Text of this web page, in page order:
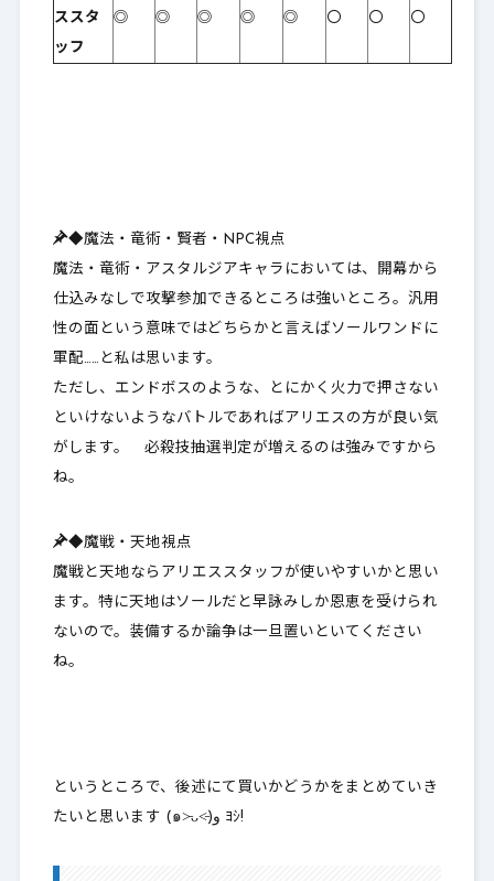
ススタ
ッフ
◎ ◎ ◎ ◎ ◎ 〇 〇 〇
◆魔法・竜術・賢者・NPC視点
魔法・竜術・アスタルジアキャラにおいては、開幕から
仕込みなしで攻撃参加できるところは強いところ。汎用
性の面という意味ではどちらかと言えばソールワンドに
軍配……と私は思います。
ただし、エンドボスのような、 とにかく火力で押さない
といけないようなバトルであればアリエスの方が良い気
がします 。 必殺技抽選判定が増えるのは強みですから
ね。
◆魔戦・天地視点
魔戦と天地ならアリエススタッフが使いやすいかと思い
ます。特に天地はソールだと早詠みしか恩恵を受けられ
ないので。装備するか論争は一旦置いといてください
ね。
というところで、後述にて買いかどうかをまとめていき
たいと思います (๑˃̵ᴗ˂̵)و ﾖｼ!